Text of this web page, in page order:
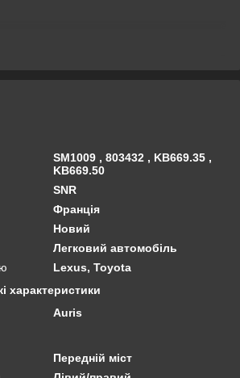
SM1009 , 803432 , KB669.35 ,
KB669.50
SNR
Франція
Новий
Легковий автомобіль
Lexus, Toyota
характеристики
Auris
Передній міст